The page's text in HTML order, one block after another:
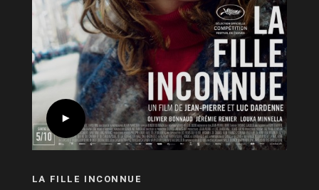
LA FILLE INCONNUE